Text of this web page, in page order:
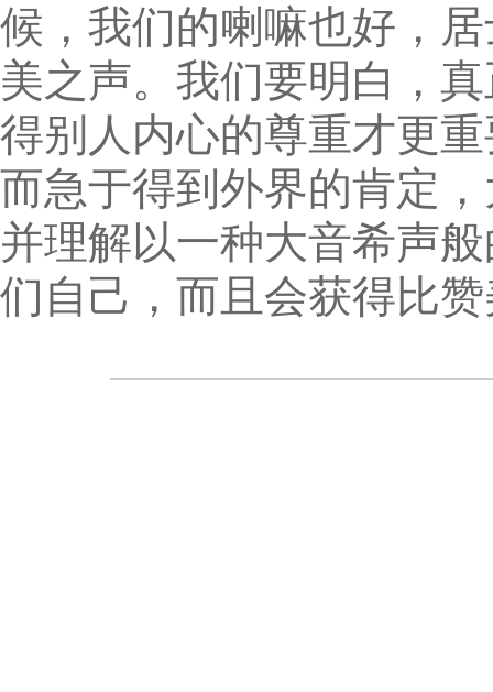
候，我们的喇嘛也好，
美之声。我们要明白，
得别人内心的尊重才更
而急于得到外界的肯定
并理解以一种大音希声
们自己，而且会获得比